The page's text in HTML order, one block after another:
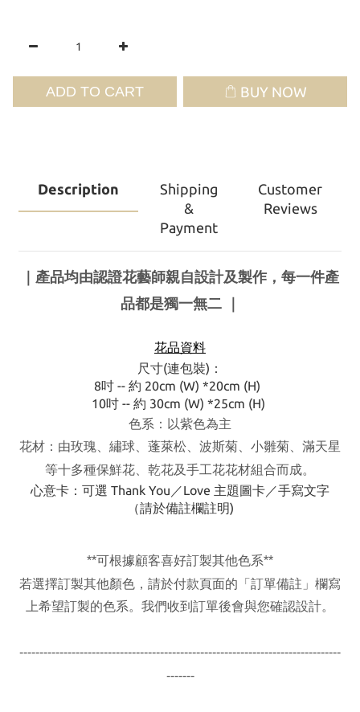
ADD TO CART BUY NOW
Description
Shipping
&
Payment
Customer
Reviews
｜產品均由認證花藝師親自設計及製作，每一件產
品都是獨一無二
花品資料
尺寸(連包裝)：
8吋 -- 約 20cm (W) *20cm (H)
10吋 -- 約 30cm (W) *25cm (H)
色系：以紫色為主
花材：由玫瑰、繡球、蓬萊松、波斯菊、小雛菊、滿天星
等十多種保鮮花 、乾花及手工花花材組合而成。
心意卡：可選 Thank You／Love 主題圖卡／手寫文字
（請於備註欄註明)
**可根據顧客喜好訂製其他色系**
若選擇訂製其他顏色，請於付款頁面的「訂單備註」欄寫
上希望訂製的色系。我們收到訂單後會與您確認設計。
--------------------------------------------------------------------------------
-------